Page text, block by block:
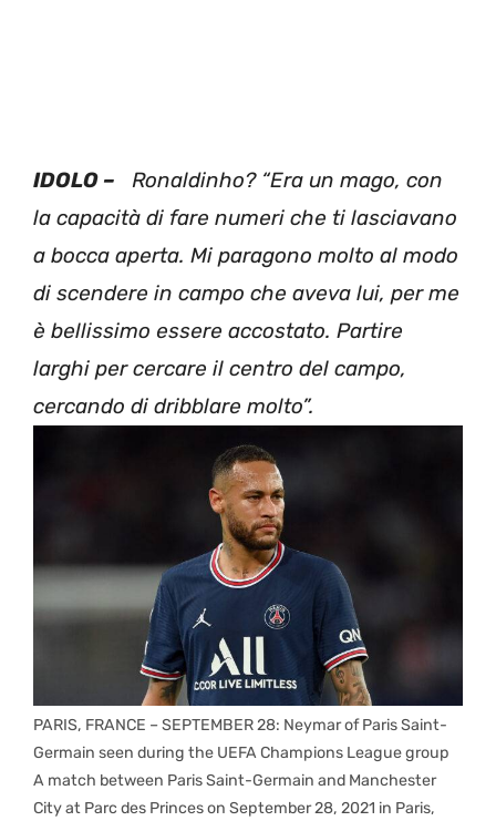
IDOLO – Ronaldinho? “Era un mago, con
la capacità di fare numeri che ti lasciavano
a bocca aperta. Mi paragono molto al modo
di scendere in campo che aveva lui, per me
è bellissimo essere accostato. Partire
larghi per cercare il centro del campo,
cercando di dribblare molto”.
PARIS, FRANCE – SEPTEMBER 28: Neymar of Paris Saint-
Germain seen during the UEFA Champions League group
A match between Paris Saint-Germain and Manchester
City at Parc des Princes on September 28, 2021 in Paris,